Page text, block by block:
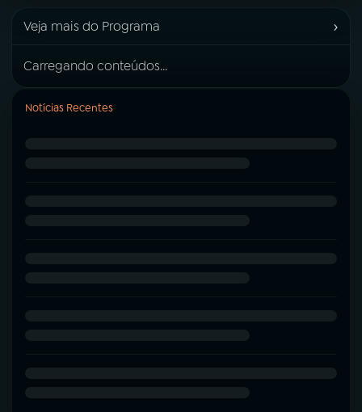
Veja mais do Programa ›
Carregando conteúdos...
Notícias Recentes